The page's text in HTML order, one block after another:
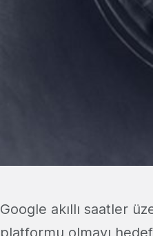
Google akıllı saatler
platformu olmayı